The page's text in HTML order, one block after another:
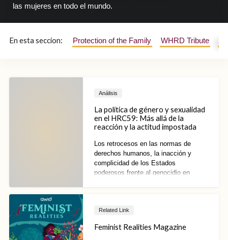
las mujeres en todo el mundo.
En esta seccion: Protection of the Family WHRD Tribute
Análisis
La política de género y sexualidad
en el HRC59: Más allá de la
reacción y la actitud impostada
Los retrocesos en las normas de
derechos humanos, la inacción y
complicidad de los Estados
poderosos frente al genocidio en
instituciones globales de derechos
justicia y la rendición de cuentas?
Related Link
Feminist Realities Magazine